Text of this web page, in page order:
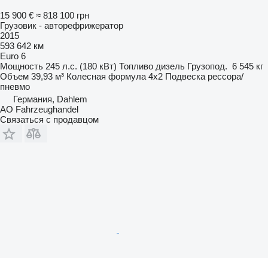
15 900 € ≈ 818 100 грн
Грузовик - авторефрижератор
2015
593 642 км
Euro 6
Мощность 245 л.с. (180 кВт) Топливо дизель Грузопод. 6 545 кг
Объем 39,93 м³ Колесная формула 4x2 Подвеска рессора/
пневмо
Германия, Dahlem
AO Fahrzeughandel
Связаться с продавцом